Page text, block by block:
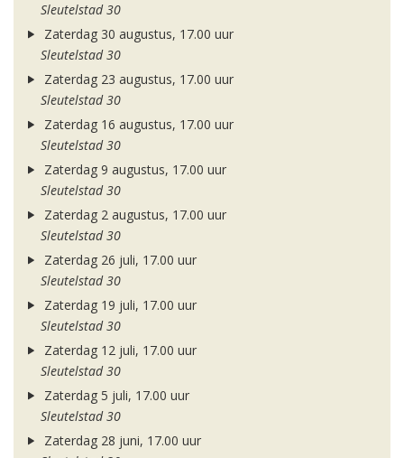
Sleutelstad 30
Zaterdag 30 augustus, 17.00 uur
Sleutelstad 30
Zaterdag 23 augustus, 17.00 uur
Sleutelstad 30
Zaterdag 16 augustus, 17.00 uur
Sleutelstad 30
Zaterdag 9 augustus, 17.00 uur
Sleutelstad 30
Zaterdag 2 augustus, 17.00 uur
Sleutelstad 30
Zaterdag 26 juli, 17.00 uur
Sleutelstad 30
Zaterdag 19 juli, 17.00 uur
Sleutelstad 30
Zaterdag 12 juli, 17.00 uur
Sleutelstad 30
Zaterdag 5 juli, 17.00 uur
Sleutelstad 30
Zaterdag 28 juni, 17.00 uur